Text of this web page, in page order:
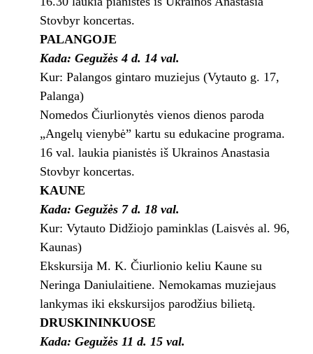
Stovbyr koncertas.
PALANGOJE
Kada: Gegužės 4 d. 14 val.
Kur: Palangos gintaro muziejus (Vytauto g. 17,
Palanga)
Nomedos Čiurlionytės vienos dienos paroda
„Angelų vienybė” kartu su edukacine programa.
16 val. laukia pianistės iš Ukrainos Anastasia
Stovbyr koncertas.
KAUNE
Kada: Gegužės 7 d. 18 val.
Kur: Vytauto Didžiojo paminklas (Laisvės al. 96,
Kaunas)
Ekskursija M. K. Čiurlionio keliu Kaune su
Neringa Daniulaitiene. Nemokamas muziejaus
lankymas iki ekskursijos parodžius bilietą.
DRUSKININKUOSE
Kada: Gegužės 11 d. 15 val.